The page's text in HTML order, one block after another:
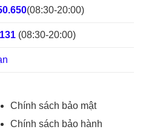
(08:30-20:00)
(08:30-20:00)
Chính sách bảo mật
Chính sách bảo hành